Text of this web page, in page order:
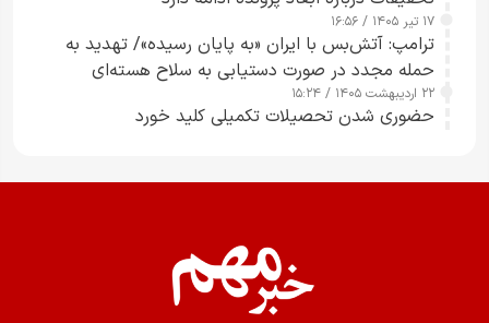
۱۷ تیر ۱۴۰۵ / ۱۶:۵۶
ترامپ: آتش‌بس با ایران «به پایان رسیده»/ تهدید به
حمله مجدد در صورت دستیابی به سلاح هسته‌ای
۲۲ اردیبهشت ۱۴۰۵ / ۱۵:۲۴
حضوری شدن تحصیلات تکمیلی کلید خورد